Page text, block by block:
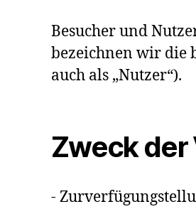
Besucher und
bezeichnen wir die
auch als „Nutzer“).
Zweck
-